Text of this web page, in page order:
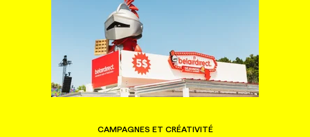
CAMPAGNES ET CRÉATIVITÉ